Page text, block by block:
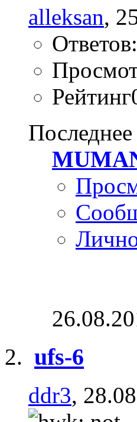
alleksan,
Ответов:
ufs-6
ddr3,